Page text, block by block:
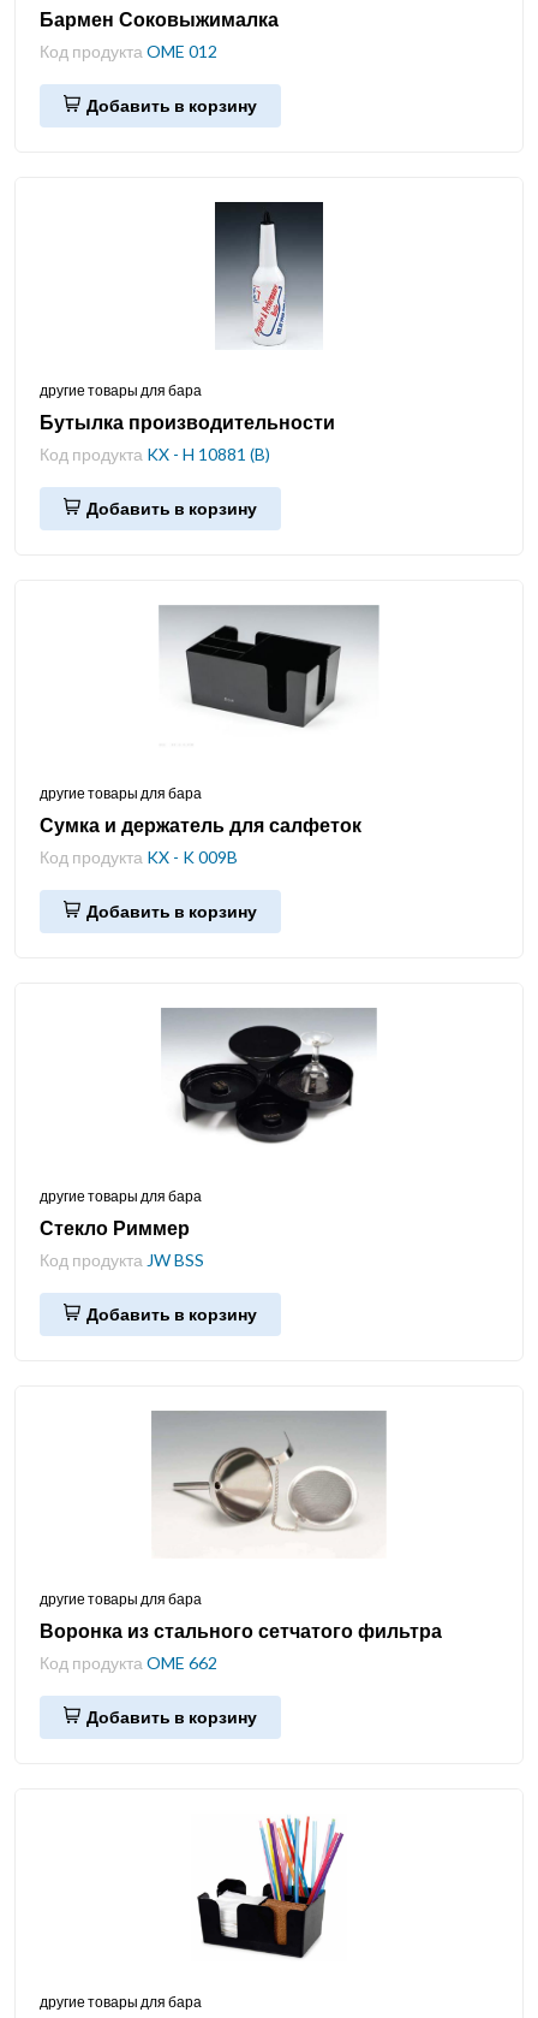
Бармен Соковыжималка
Код продукта OME 012
Добавить в корзину
другие товары для бара
Бутылка производительности
Код продукта KX - H 10881 (B)
Добавить в корзину
другие товары для бара
Сумка и держатель для салфеток
Код продукта KX - K 009B
Добавить в корзину
другие товары для бара
Стекло Риммер
Код продукта JW BSS
Добавить в корзину
другие товары для бара
Воронка из стального сетчатого фильтра
Код продукта OME 662
Добавить в корзину
другие товары для бара